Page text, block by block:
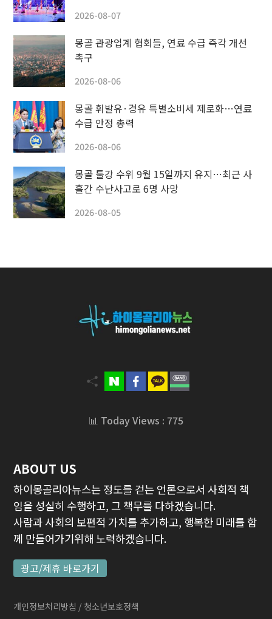
2026-08-07
몽골 관광업계 협회들, 연료 수급 즉각 개선
촉구
2026-08-06
몽골 휘발유·경유 특별소비세 제로화…연료
수급 안정 총력
2026-08-06
몽골 툴강 수위 9월 15일까지 유지…최근 사
흘간 수난사고로 6명 사망
2026-08-05
📊 Today Views : 775
ABOUT US
하이몽골리아뉴스는 정도를 걷는 언론으로서 사회적 책
임을 성실히 수행하고, 그 책무를 다하겠습니다.
사람과 사회의 보편적 가치를 추가하고, 행복한 미래를 함
께 만들어가기위해 노력하겠습니다.
광고/제휴 바로가기
개인정보처리방침 / 청소년보호정책